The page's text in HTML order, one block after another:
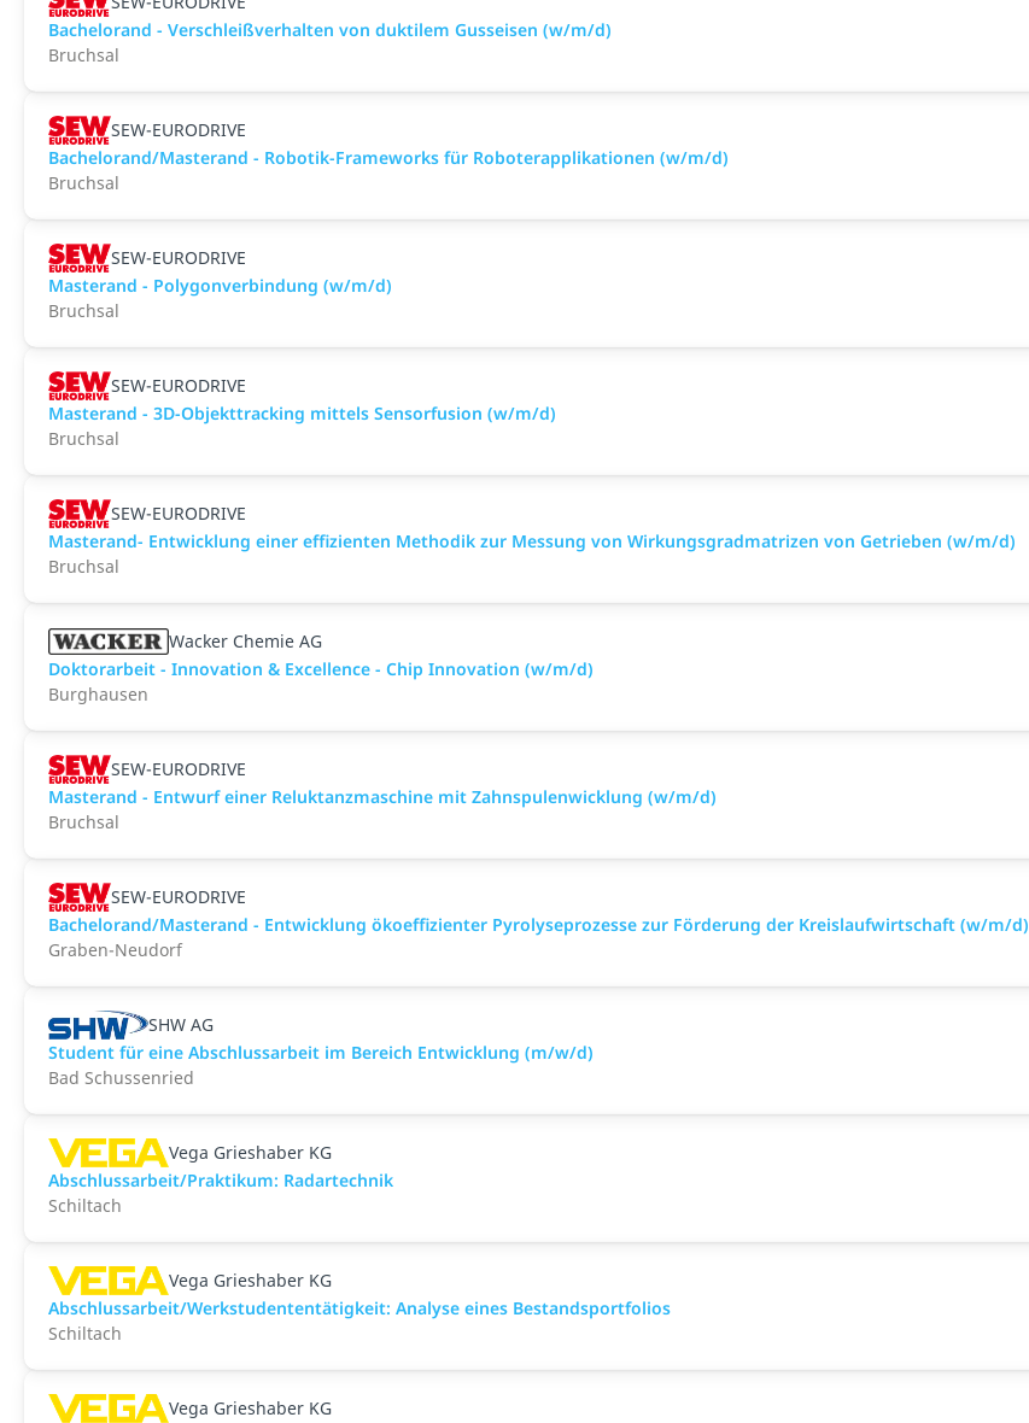
Bachelorand - Verschleißverhalten von duktilem Gusseisen (w/m/d)
Bruchsal
SEW-EURODRIVE
Bachelorand/Masterand - Robotik-Frameworks für Roboterapplikationen (w/m/d)
Bruchsal
SEW-EURODRIVE
Masterand - Polygonverbindung (w/m/d)
Bruchsal
SEW-EURODRIVE
Masterand - 3D-Objekttracking mittels Sensorfusion (w/m/d)
Bruchsal
SEW-EURODRIVE
Masterand- Entwicklung einer effizienten Methodik zur Messung von Wirkungsgradmatrizen von Getrieben (w/m/d)
Bruchsal
Wacker Chemie AG
Doktorarbeit - Innovation & Excellence - Chip Innovation (w/m/d)
Burghausen
SEW-EURODRIVE
Masterand - Entwurf einer Reluktanzmaschine mit Zahnspulenwicklung (w/m/d)
Bruchsal
SEW-EURODRIVE
Bachelorand/Masterand - Entwicklung ökoeffizienter Pyrolyseprozesse zur Förderung der Kreislaufwirtschaft (w/m/d)
Graben-Neudorf
SHW AG
Student für eine Abschlussarbeit im Bereich Entwicklung (m/w/d)
Bad Schussenried
Vega Grieshaber KG
Abschlussarbeit/Praktikum: Radartechnik
Schiltach
Vega Grieshaber KG
Abschlussarbeit/Werkstudententätigkeit: Analyse eines Bestandsportfolios
Schiltach
Vega Grieshaber KG